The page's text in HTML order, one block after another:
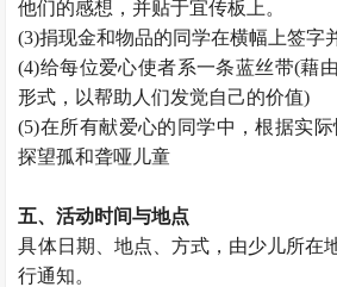
他们的感想，并贴于宜传板上。
(3)捐现金和物品的同学在横幅上签字
(4)给每位爱心使者系一条蓝丝带(藉
形式，以帮助人们发觉自己的价值)
(5)在所有献爱心的同学中，根据实
探望孤和聋哑儿童
五、活动时间与地点
具体日期、地点、方式，由少儿所在
行通知。